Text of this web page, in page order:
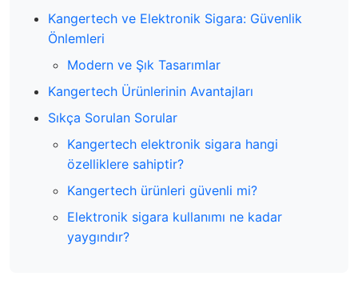
Kangertech ve Elektronik Sigara: Güvenlik
Önlemleri
Modern ve Şık Tasarımlar
Kangertech Ürünlerinin Avantajları
Sıkça Sorulan Sorular
Kangertech elektronik sigara hangi
özelliklere sahiptir?
Kangertech ürünleri güvenli mi?
Elektronik sigara kullanımı ne kadar
yaygındır?